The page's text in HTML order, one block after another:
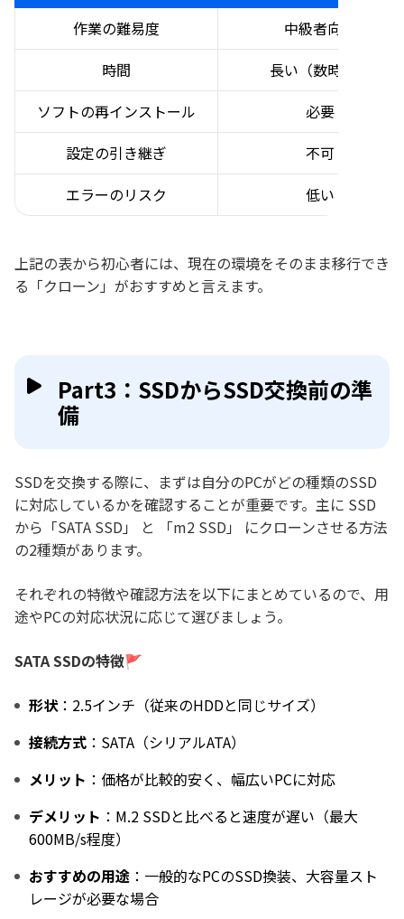
作業の難易度
中級者向け
時間
長い（数時間）
ソフトの再インストール
必要
設定の引き継ぎ
不可
エラーのリスク
低い
上記の表から初心者には、現在の環境をそのまま移行でき
る「クローン」がおすすめと言えます。
Part3：SSDからSSD交換前の準
備
SSDを交換する際に、まずは自分のPCがどの種類のSSD
に対応しているかを確認することが重要です。主に SSD
から「SATA SSD」 と 「m2 SSD」 にクローンさせる方法
の2種類があります。
それぞれの特徴や確認方法を以下にまとめているので、用
途やPCの対応状況に応じて選びましょう。
SATA SSDの特徴🚩
形状：2.5インチ（従来のHDDと同じサイズ）
接続方式 ：SATA（シリアルATA）
メリット ：価格が比較的安く、幅広いPCに対応
デメリット ：M.2 SSDと比べると速度が遅い（最大
600MB/s程度）
おすすめの用途 ：一般的なPCのSSD換装、大容量スト
レージが必要な場合